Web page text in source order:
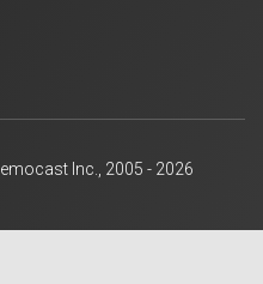
Inc., 2005 - 2026